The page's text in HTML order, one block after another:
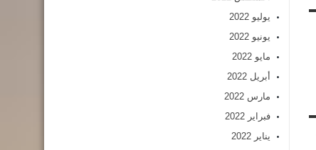
يوليو 2022
يونيو 2022
مايو 2022
أبريل 2022
مارس 2022
فبراير 2022
يناير 2022